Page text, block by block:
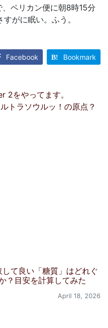
ペリカン便に朝8時15分
がに眠い。ふう。
Facebook Bookmark
ョン
2をやってます。
トラソウルッ！の原点？
して良い「糖質」はどれぐ
？目安を計算してみた
April 18, 2026